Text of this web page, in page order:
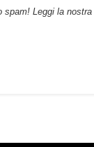
spam! Leggi la nostra